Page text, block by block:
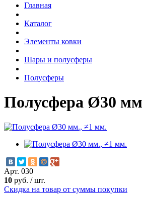
Главная
Каталог
Элементы ковки
Шары и полусферы
Полусферы
Полусфера Ø30
Арт. 030
10 руб. /шт.
Скидка на товар от суммы покупки